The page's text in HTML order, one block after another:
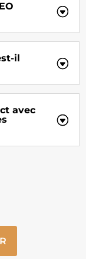
il
avec